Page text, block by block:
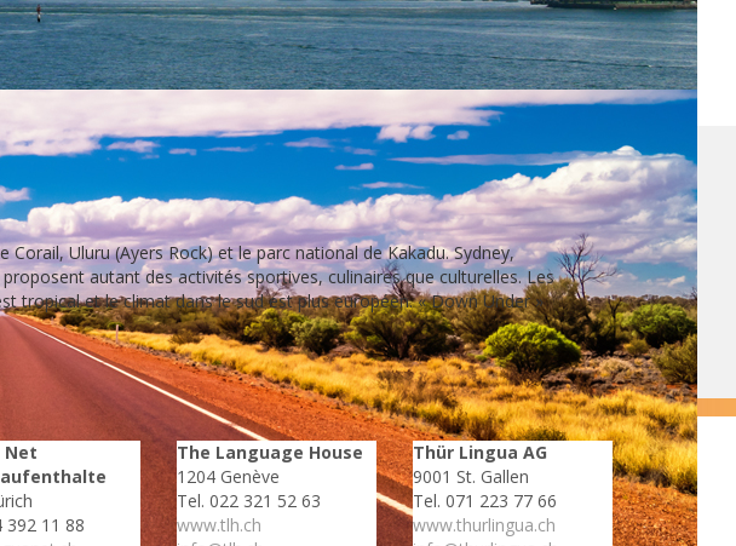
Uluru (Ayers Rock) et le parc national de Kakadu. Sydney,
autant des activités sportives, culinaires que culturelles. Les
tropical et le climat dans le sud est plus européen. « Down Under »
Net
392 11 88
The Language House
1204 Genève
Tel. 022 321 52 63
www.tlh.ch
Thür Lingua AG
9001 St. Gallen
Tel. 071 223 77 66
www.thurlingua.ch